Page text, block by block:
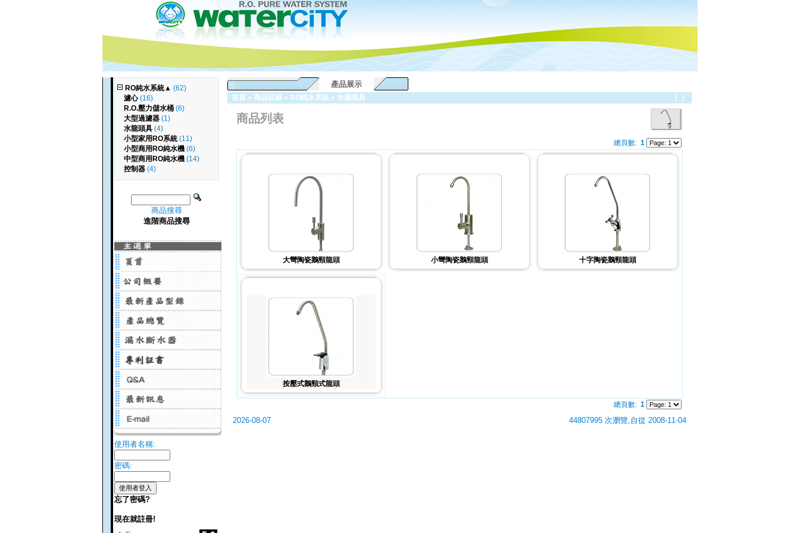
RO純水系統▲ (62)
濾心(16)
R.O.壓力儲水桶 (6)
大型過濾器 (1)
水龍頭具 (4)
小型家用RO系統(11)
小型商用RO純水機 (6)
中型商用RO純水機 (14)
控制器 (4)
商品搜尋
進階商品搜尋
使用者名稱:
密碼:
忘了密碼?
現在就註冊!
產品展示
首頁 » 商品目錄 » RO純水系統 » 水龍頭具
商品列表
總頁數: 1
大彎陶瓷鵝頸龍頭 小彎陶瓷鵝頸龍頭 十字陶瓷鵝頸龍頭
按壓式鵝頸式龍頭
總頁數: 1
2026-08-07 44807995 次瀏覽,自從 2008-11-04